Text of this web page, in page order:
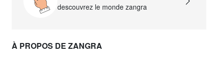
descouvrez le monde zangra
À PROPOS DE ZANGRA